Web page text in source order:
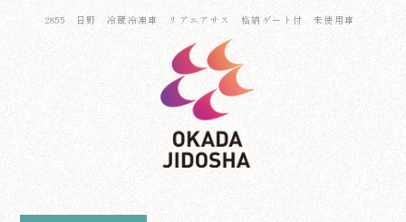
2855 日野 冷蔵冷凍車 リアエアサス 格納ゲート付 未使用車